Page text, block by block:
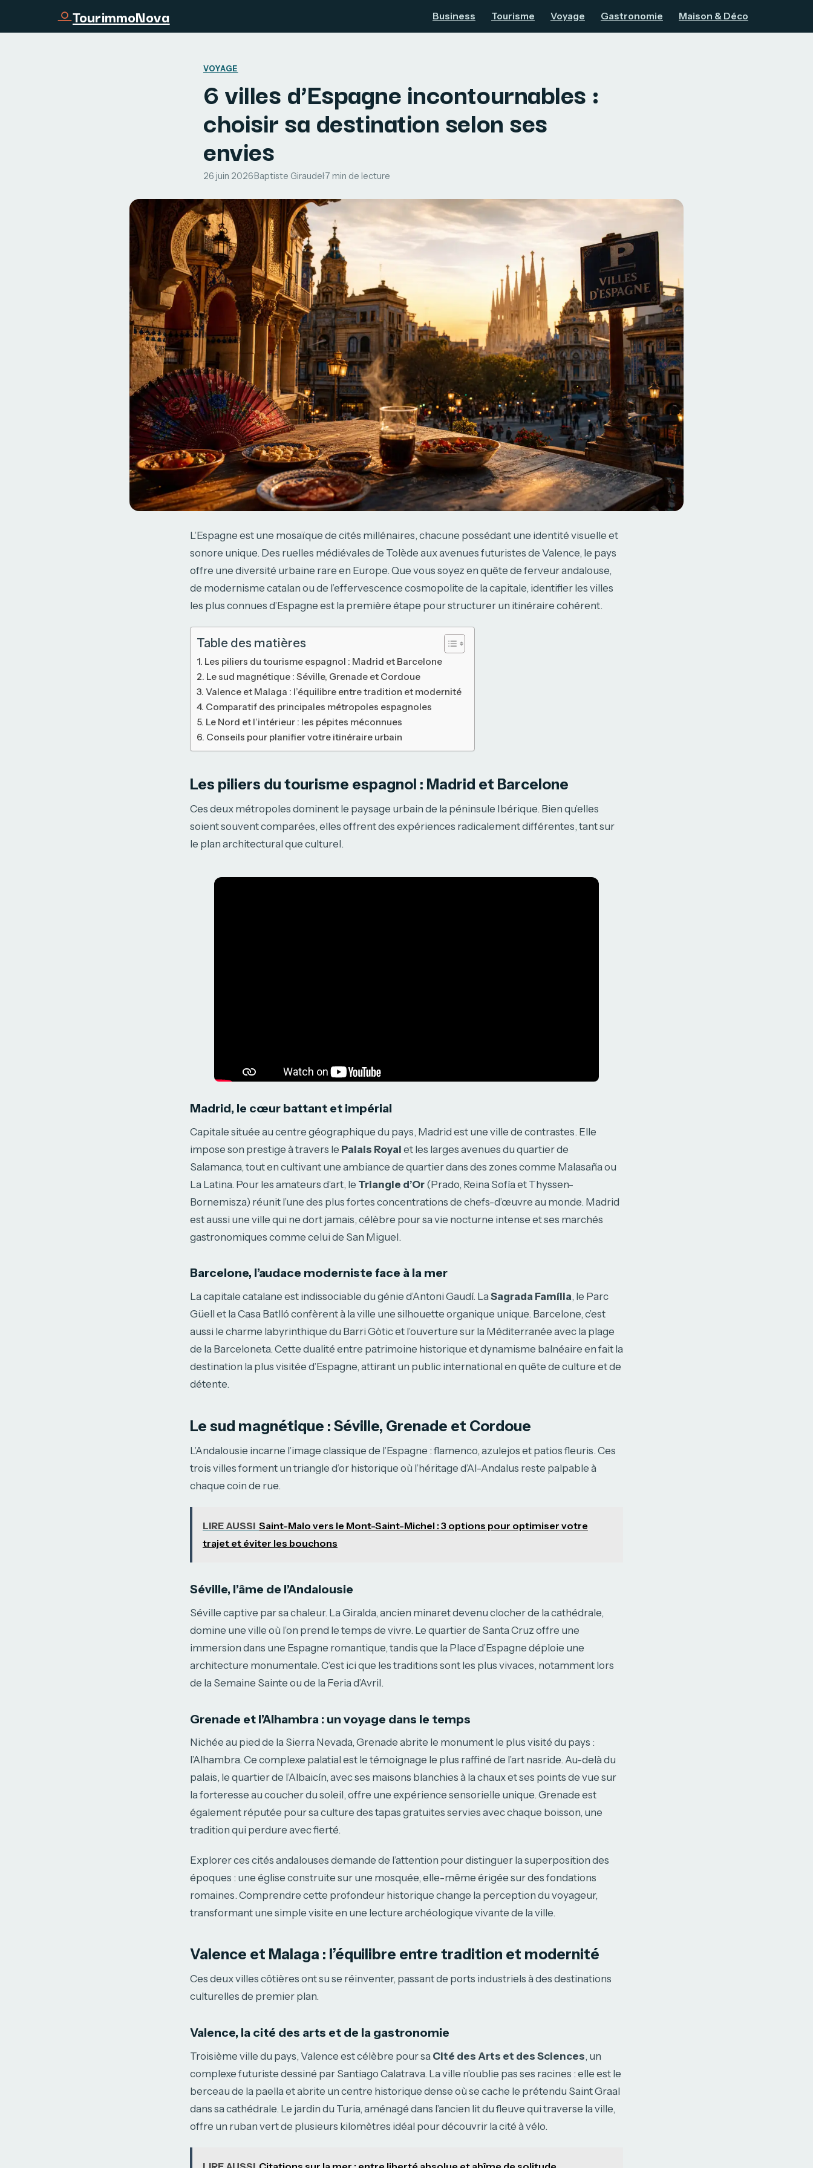
TourimmoNova Business Tourisme Voyage Gastronomie Maison & Déco
VOYAGE
6 villes d’Espagne incontournables :
choisir sa destination selon ses
envies
26 juin 2026·Baptiste Giraudel ·7 min de lecture
L’Espagne est une mosaïque de cités millénaires, chacune possédant une identité visuelle et
sonore unique. Des ruelles médiévales de Tolède aux avenues futuristes de Valence, le pays
offre une diversité urbaine rare en Europe. Que vous soyez en quête de ferveur andalouse,
de modernisme catalan ou de l’effervescence cosmopolite de la capitale, identifier les villes
les plus connues d’Espagne est la première étape pour structurer un itinéraire cohérent.
Table des matières
Les piliers du tourisme espagnol : Madrid et Barcelone
Le sud magnétique : Séville, Grenade et Cordoue
Valence et Malaga : l’équilibre entre tradition et modernité
Comparatif des principales métropoles espagnoles
Le Nord et l’intérieur : les pépites méconnues
Conseils pour planifier votre itinéraire urbain
Les piliers du tourisme espagnol : Madrid et Barcelone
Ces deux métropoles dominent le paysage urbain de la péninsule Ibérique. Bien qu’elles
soient souvent comparées, elles offrent des expériences radicalement différentes, tant sur
le plan architectural que culturel.
Madrid, le cœur battant et impérial
Capitale située au centre géographique du pays, Madrid est une ville de contrastes. Elle
impose son prestige à travers le Palais Royal et les larges avenues du quartier de
Salamanca, tout en cultivant une ambiance de quartier dans des zones comme Malasaña ou
La Latina. Pour les amateurs d’art, le Triangle d’Or (Prado, Reina Sofía et Thyssen-
Bornemisza) réunit l’une des plus fortes concentrations de chefs-d’œuvre au monde. Madrid
est aussi une ville qui ne dort jamais, célèbre pour sa vie nocturne intense et ses marchés
gastronomiques comme celui de San Miguel.
Barcelone, l’audace moderniste face à la mer
La capitale catalane est indissociable du génie d’Antoni Gaudí. LaSagrada Família, le Parc
Güell et la Casa Batlló confèrent à la ville une silhouette organique unique. Barcelone, c’est
aussi le charme labyrinthique du Barri Gòtic et l’ouverture sur la Méditerranée avec la plage
de la Barceloneta. Cette dualité entre patrimoine historique et dynamisme balnéaire en fait la
destination la plus visitée d’Espagne, attirant un public international en quête de culture et de
détente.
Le sud magnétique : Séville, Grenade et Cordoue
L’Andalousie incarne l’image classique de l’Espagne : flamenco, azulejos et patios fleuris. Ces
trois villes forment un triangle d’or historique où l’héritage d’Al-Andalus reste palpable à
chaque coin de rue.
LIRE AUSSI Saint-Malo vers le Mont-Saint-Michel : 3 options pour optimiser votre
trajet et éviter les bouchons
Séville, l’âme de l’Andalousie
Séville captive par sa chaleur. La Giralda, ancien minaret devenu clocher de la cathédrale,
domine une ville où l’on prend le temps de vivre. Le quartier de Santa Cruz offre une
immersion dans une Espagne romantique, tandis que la Place d’Espagne déploie une
architecture monumentale. C’est ici que les traditions sont les plus vivaces, notamment lors
de la Semaine Sainte ou de la Feria d’Avril.
Grenade et l’Alhambra : un voyage dans le temps
Nichée au pied de la Sierra Nevada, Grenade abrite le monument le plus visité du pays :
l’Alhambra. Ce complexe palatial est le témoignage le plus raffiné de l’art nasride. Au-delà du
palais, le quartier de l’Albaicín, avec ses maisons blanchies à la chaux et ses points de vue sur
la forteresse au coucher du soleil, offre une expérience sensorielle unique. Grenade est
également réputée pour sa culture des tapas gratuites servies avec chaque boisson, une
tradition qui perdure avec fierté.
Explorer ces cités andalouses demande de l’attention pour distinguer la superposition des
époques : une église construite sur une mosquée, elle-même érigée sur des fondations
romaines. Comprendre cette profondeur historique change la perception du voyageur,
transformant une simple visite en une lecture archéologique vivante de la ville.
Valence et Malaga : l’équilibre entre tradition et modernité
Ces deux villes côtières ont su se réinventer, passant de ports industriels à des destinations
culturelles de premier plan.
Valence, la cité des arts et de la gastronomie
Troisième ville du pays, Valence est célèbre pour sa Cité des Arts et des Sciences, un
complexe futuriste dessiné par Santiago Calatrava. La ville n’oublie pas ses racines : elle est le
berceau de la paella et abrite un centre historique dense où se cache le prétendu Saint Graal
dans sa cathédrale. Le jardin du Turia, aménagé dans l’ancien lit du fleuve qui traverse la ville,
offre un ruban vert de plusieurs kilomètres idéal pour découvrir la cité à vélo.